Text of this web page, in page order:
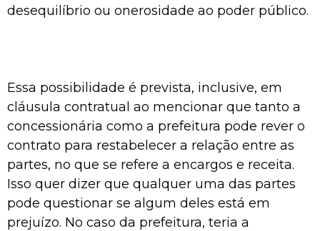
desequilíbrio ou onerosidade ao poder público.
Essa possibilidade é prevista, inclusive, em
cláusula contratual ao mencionar que tanto a
concessionária como a prefeitura pode rever o
contrato para restabelecer a relação entre as
partes, no que se refere a encargos e receita.
Isso quer dizer que qualquer uma das partes
pode questionar se algum deles está em
prejuízo. No caso da prefeitura, teria a